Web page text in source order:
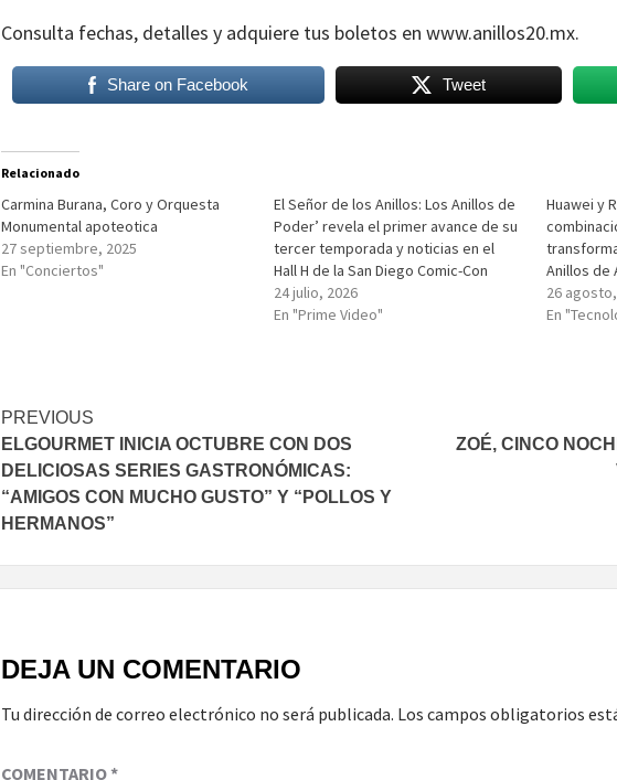
Consulta fechas, detalles y adquiere tus boletos en www.anillos20.mx.
Share on Facebook Tweet
Relacionado
Carmina Burana, Coro y Orquesta
Monumental apoteotica
27 septiembre, 2025
En "Conciertos"
El Señor de los Anillos: Los Anillos de
Poder’ revela el primer avance de su
tercer temporada y noticias en el
Hall H de la San Diego Comic-Con
24 julio, 2026
En "Prime Video"
Huawei y
Anillos de
26
En
Post
navigation
PREVIOUS
ELGOURMET INICIA OCTUBRE CON DOS
DELICIOSAS SERIES GASTRONÓMICAS:
“AMIGOS CON MUCHO GUSTO” Y “POLLOS Y
HERMANOS”
ZOÉ, CINCO
DEJA UN COMENTARIO
Tu dirección de correo electrónico no será publicada. Los campos obligatorios
COMENTARIO*